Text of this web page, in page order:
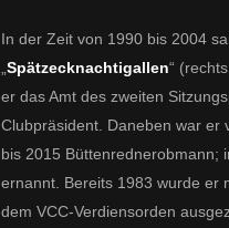
In der Zeit von 1990 bis 2004
Spätzecknachtigallen“
er das Amt des zweiten
Clubpräsident. Daneben war er
bis 2015 Büttenrednerobmann;
ernannt. Bereits 1983 wurde er
dem VCC-Verdiensorden